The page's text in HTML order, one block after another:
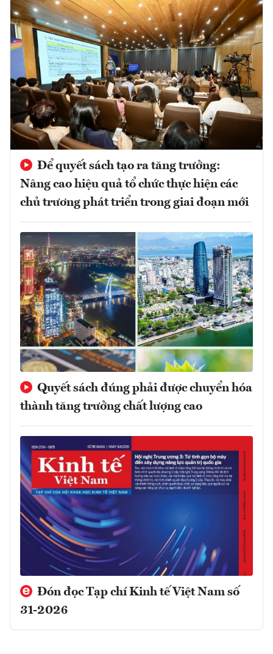
Để quyết sách tạo ra tăng trưởng:
Nâng cao hiệu quả tổ chức thực hiện các
chủ trương phát triển trong giai đoạn mới
Quyết sách đúng phải được chuyển hóa
thành tăng trưởng chất lượng cao
Đón đọc Tạp chí Kinh tế Việt Nam số
31-2026